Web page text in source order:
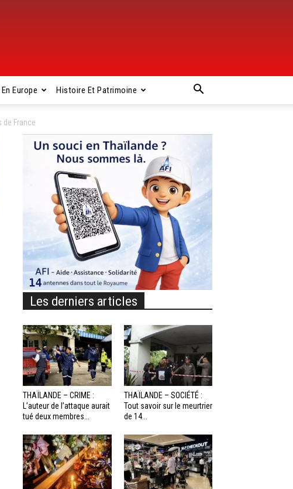
Europe Histoire Et Patrimoine
de France
Les derniers articles
THAÏLANDE – CRIME :
L’auteur de l’attaque aurait
tué deux membres...
THAÏLANDE – SOCIÉTÉ :
Tout savoir sur le meurtrier
de 14...